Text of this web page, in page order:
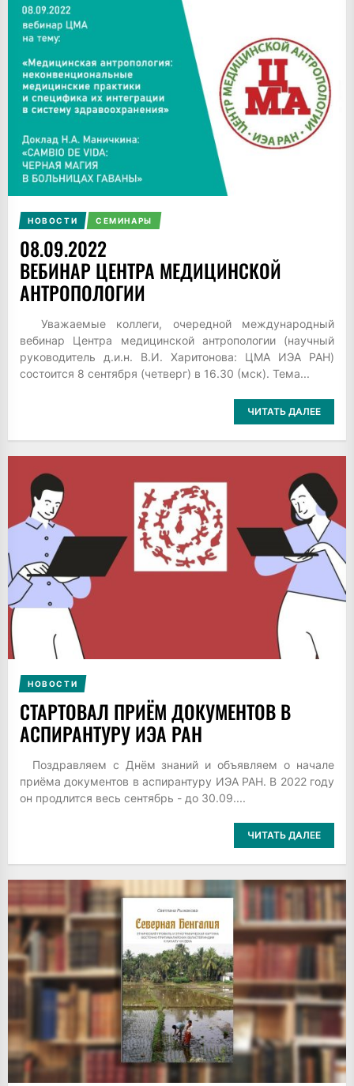
НОВОСТИ СЕМИНАРЫ
08.09.2022
ВЕБИНАР ЦЕНТРА МЕДИЦИНСКОЙ
АНТРОПОЛОГИИ
Уважаемые коллеги, очередной международный
вебинар Центра медицинской антропологии (научный
руководитель д.и.н. В.И. Харитонова: ЦМА ИЭА РАН)
состоится 8 сентября (четверг) в 16.30 (мск). Тема...
ЧИТАТЬ ДАЛЕЕ
НОВОСТИ
СТАРТОВАЛ ПРИЁМ ДОКУМЕНТОВ В
АСПИРАНТУРУ ИЭА РАН
Поздравляем с Днём знаний и объявляем о начале
приёма документов в аспирантуру ИЭА РАН. В 2022 году
он продлится весь сентябрь - до 30.09....
ЧИТАТЬ ДАЛЕЕ